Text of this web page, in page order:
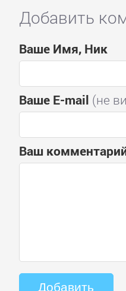
Добавить
Ваше Имя, Ник
Ваше E-mail (не
Ваш